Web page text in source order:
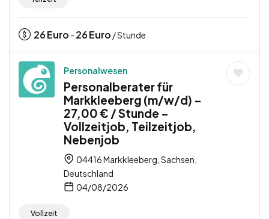
26Euro - 26Euro / Stunde
Personalwesen
Personalberater für
Markkleeberg (m/w/d) –
27,00 € / Stunde –
Vollzeitjob, Teilzeitjob,
Nebenjob
04416 Markkleeberg, Sachsen,
Deutschland
04/08/2026
Vollzeit